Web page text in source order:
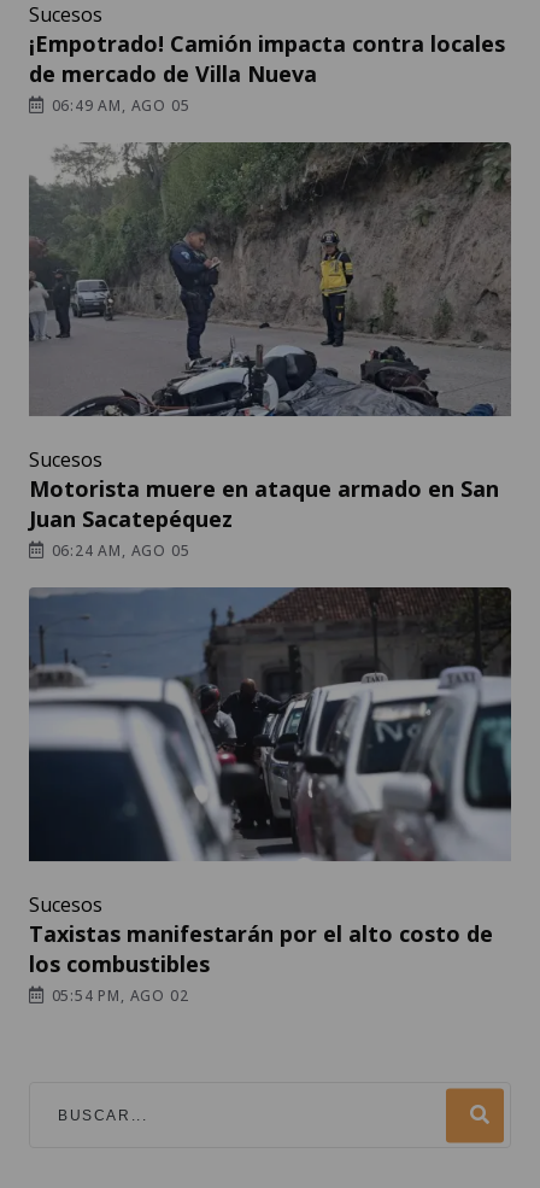
Sucesos
¡Empotrado! Camión impacta contra locales
de mercado de Villa Nueva
06:49 AM, AGO 05
Sucesos
Motorista muere en ataque armado en San
Juan Sacatepéquez
06:24 AM, AGO 05
Sucesos
Taxistas manifestarán por el alto costo de
los combustibles
05:54 PM, AGO 02